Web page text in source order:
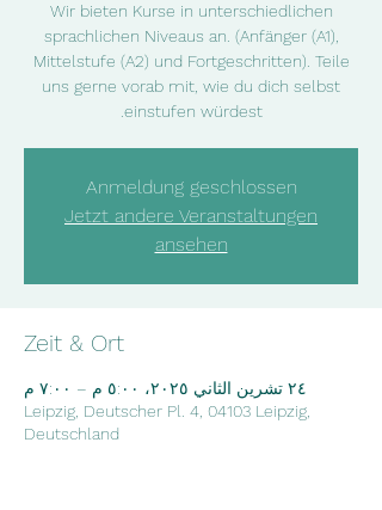
Wir bieten Kurse in unterschiedlichen
sprachlichen Niveaus an. (Anfänger (A1),
Mittelstufe (A2) und Fortgeschritten). Teile
uns gerne vorab mit, wie du dich selbst
einstufen würdest.
Anmeldung geschlossen
Jetzt andere Veranstaltungen
ansehen
Zeit & Ort
٢٤ تشرين الثاني ٢٠٢٥، ٥:٠٠ م – ٧:٠٠ م
Leipzig, Deutscher Pl. 4, 04103 Leipzig,
Deutschland